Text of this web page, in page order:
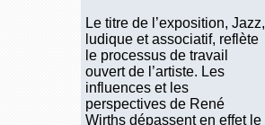
Le titre de l’exposition, Jazz,
ludique et associatif, reflète
le processus de travail
ouvert de l’artiste. Les
influences et les
perspectives de René
Wirths dépassent en effet le